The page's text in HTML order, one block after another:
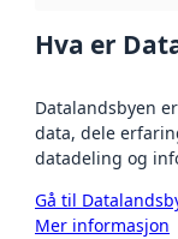
Hva er
Datalandsbyen
data, dele
datadeling og
Gå til
Mer informasjon